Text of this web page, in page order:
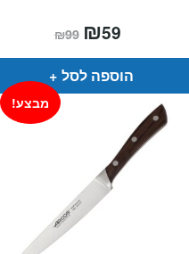
₪99 המחיר
המקורי
היה:
₪99.
₪59
הוא:
הוספה לסל
מבצע!